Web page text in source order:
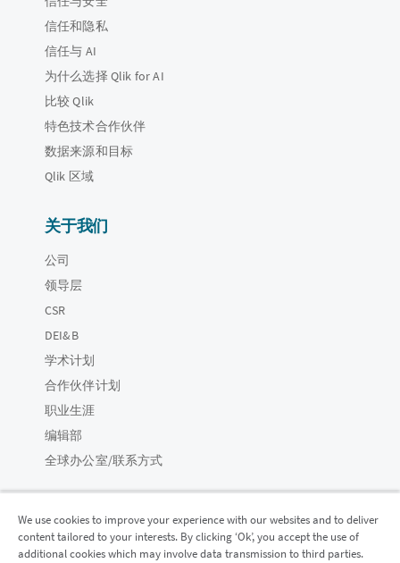
信任和隐私
信任与 AI
为什么选择 Qlik for AI
比较 Qlik
特色技术合作伙伴
数据来源和目标
Qlik 区域
关于我们
公司
领导层
CSR
DEI&B
学术计划
合作伙伴计划
职业生涯
编辑部
全球办公室/联系方式
Qlik 社区
We use cookies to improve your experience with our websites and to deliver
content tailored to your interests. By clicking ‘Ok’, you accept the use of
additional cookies which may involve data transmission to third parties.